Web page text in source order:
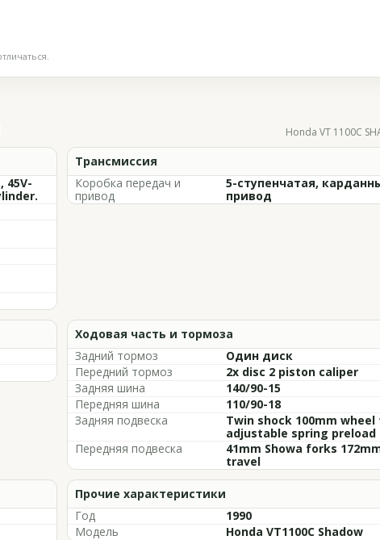
Honda VT 1100C
45V-
Трансмиссия
Коробка передач и
привод
5-ступенчатая,
привод
Ходовая часть и тормоза
Задний тормоз
Один диск
Передний тормоз
2x disc 2 piston caliper
Задняя шина
140/90-15
Передняя шина
110/90-18
Задняя подвеска
Twin shock 100mm
adjustable spring preload
Передняя подвеска
41mm Showa forks
travel
Прочие характеристики
Год
1990
Модель
Honda VT1100C Shadow